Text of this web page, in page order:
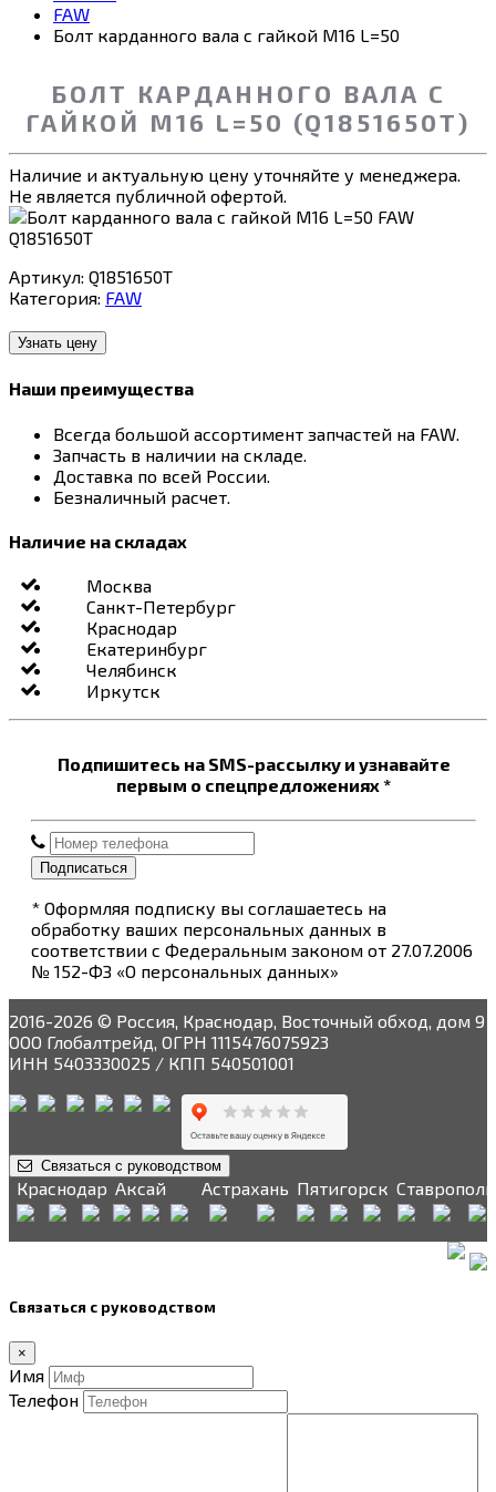
FAW
Болт карданного вала с гайкой M16 L=50
БОЛТ КАРДАННОГО ВАЛА С
ГАЙКОЙ M16 L=50 (Q1851650T)
Наличие и актуальную цену уточняйте у менеджера.
Не является публичной офертой.
Артикул: Q1851650T
Категория: FAW
Узнать цену
Наши преимущества
Всегда большой ассортимент запчастей на FAW.
Запчасть в наличии на складе.
Доставка по всей России.
Безналичный расчет.
Наличие на складах
Москва
Санкт-Петербург
Краснодар
Екатеринбург
Челябинск
Иркутск
Подпишитесь на SMS-рассылку и узнавайте
первым о спецпредложениях *
Подписаться
* Оформляя подписку вы соглашаетесь на
обработку ваших персональных данных в
соответствии с Федеральным законом от 27.07.2006
№ 152-ФЗ «О персональных данных»
2016-2026 © Россия, Краснодар, Восточный обход, дом 9
ООО Глобалтрейд, ОГРН 1115476075923
ИНН 5403330025 / КПП 540501001
Связаться с руководством
Краснодар Аксай Астрахань Пятигорск Ставрополь
Связаться с руководством
×
Имя
Телефон